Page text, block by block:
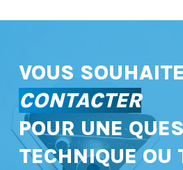
VOUS
CONTACTER
POUR UNE
TECHNIQUE OU